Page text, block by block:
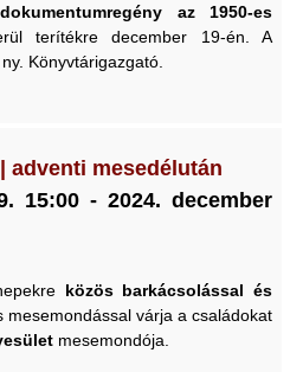
az 1950-es
terítékre december 19-én. A
Könyvtárigazgató.
adventi mesedélután
15:00 - 2024. december
közös barkácsolással és
mesemondással várja a családokat
mesemondója.